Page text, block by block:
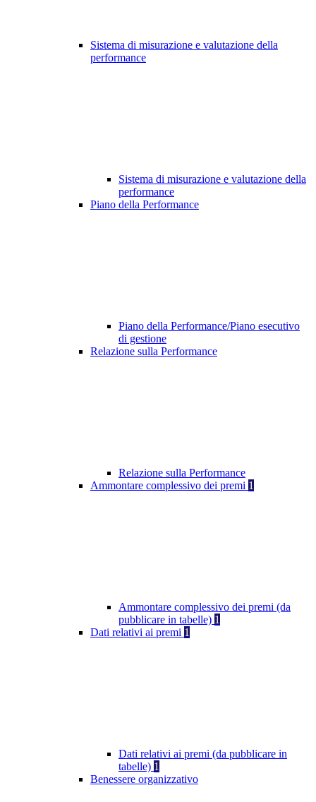
Sistema di misurazione e valutazione della
performance
Sistema di misurazione e valutazione della
performance
Piano della Performance
Piano della Performance/Piano esecutivo
di gestione
Relazione sulla Performance
Relazione sulla Performance
Ammontare complessivo dei premi 1
Ammontare complessivo dei premi (da
pubblicare in tabelle) 1
Dati relativi ai premi 1
Dati relativi ai premi (da pubblicare in
tabelle) 1
Benessere organizzativo